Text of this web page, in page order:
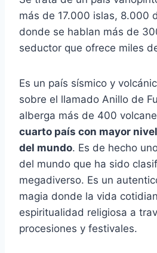
más de 17.000 islas, 8.000
donde se hablan más de
seductor que ofrece miles
Es un país sísmico y
sobre el llamado Anillo de
alberga más de 400
cuarto país con mayor
del mundo. Es de hecho
del mundo que ha sido
megadiverso. Es un
magia donde la vida
espiritualidad religiosa a
procesiones y festivales.